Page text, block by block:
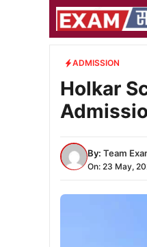
ADMISSION
Holkar
By: Team
On: 23 May,